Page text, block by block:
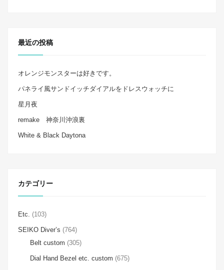
最近の投稿
オレンジモンスターは好きです。
パネライ風サンドイッチダイアルをドレスウォッチに
星月夜
remake 神奈川沖浪裏
White & Black Daytona
カテゴリー
Etc. (103)
SEIKO Diver’s (764)
Belt custom (305)
Dial Hand Bezel etc. custom (675)